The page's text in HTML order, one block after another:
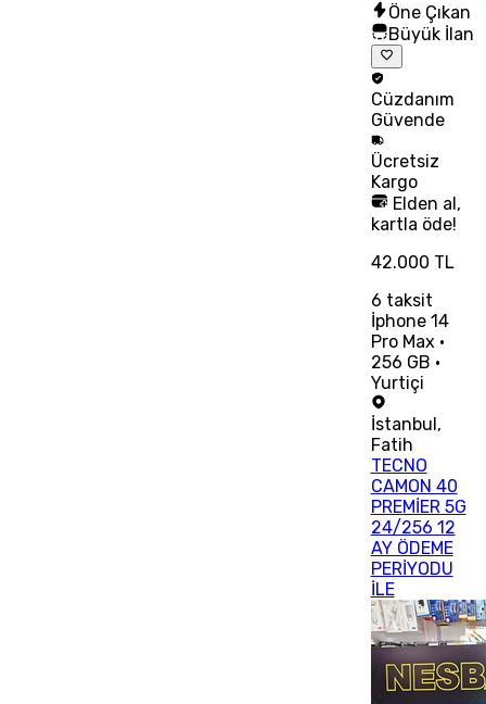
Öne Çıkan
Büyük İlan
Cüzdanım
Güvende
Ücretsiz
Kargo
Elden al,
kartla öde!
42.000 TL
6 taksit
İphone 14
Pro Max •
256 GB •
Yurtiçi
İstanbul ,
Fatih
TECNO
CAMON 40
PREMİER 5G
24/256 12
AY ÖDEME
PERİYODU
İLE